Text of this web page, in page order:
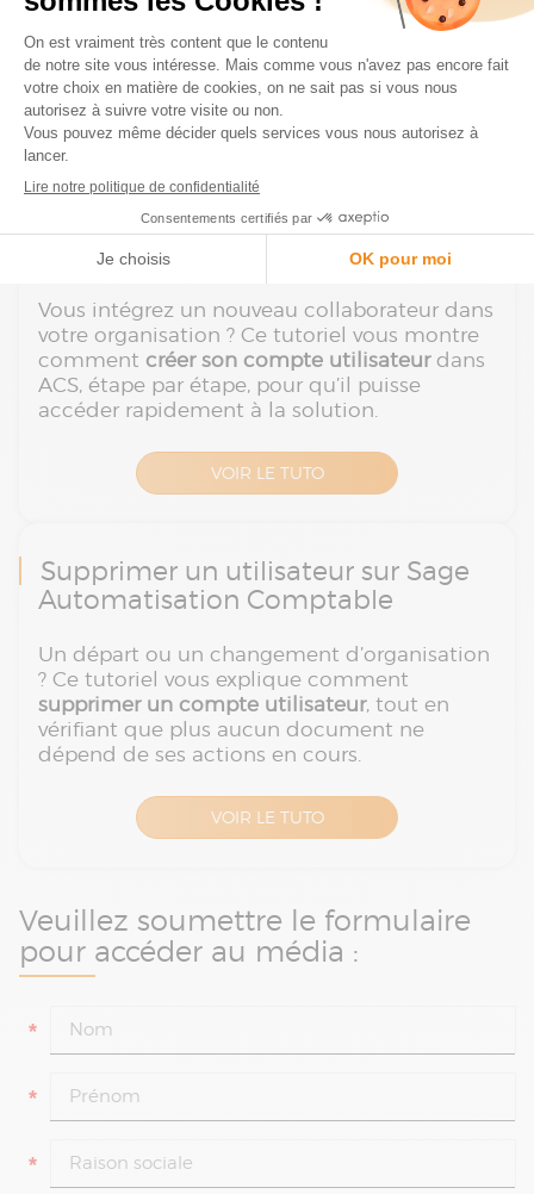
Comptable
Ces ressources vous guident pas à pas pour
administrer efficacement vos utilisateurs
Sage Automatisation Comptable.
Créer un utilisateur sur Sage
Automatisation Comptable
Vous intégrez un nouveau collaborateur dans
votre organisation ? Ce tutoriel vous montre
comment créer son compte utilisateurdans
ACS, étape par étape, pour qu’il puisse
accéder rapidement à la solution.
VOIR LE TUTO
Supprimer un utilisateur sur Sage
Automatisation Comptable
Un départ ou un changement d’organisation
? Ce tutoriel vous explique comment
supprimer un compte utilisateur, tout en
vérifiant que plus aucun document ne
dépend de ses actions en cours.
VOIR LE TUTO
Veuillez soumettre le formulaire
pour accéder au média :
*
*
*